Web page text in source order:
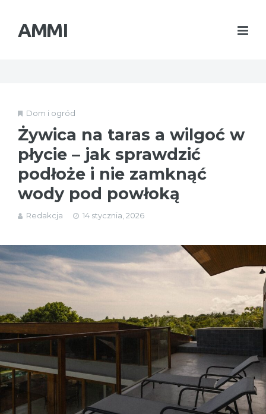
AMMI
Dom i ogród
Żywica na taras a wilgoć w
płycie – jak sprawdzić
podłoże i nie zamknąć
wody pod powłoką
Redakcja 14 stycznia, 2026